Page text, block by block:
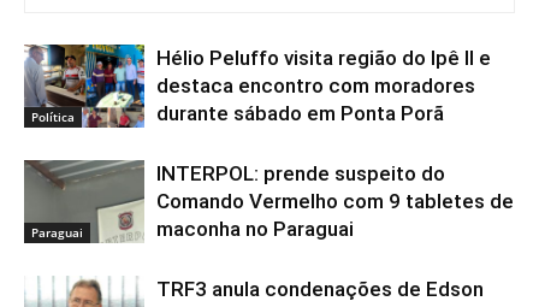
Política
Hélio Peluffo visita região do Ipê II e
destaca encontro com moradores
durante sábado em Ponta Porã
Paraguai
INTERPOL: prende suspeito do
Comando Vermelho com 9 tabletes de
maconha no Paraguai
TRF3 anula condenações de Edson